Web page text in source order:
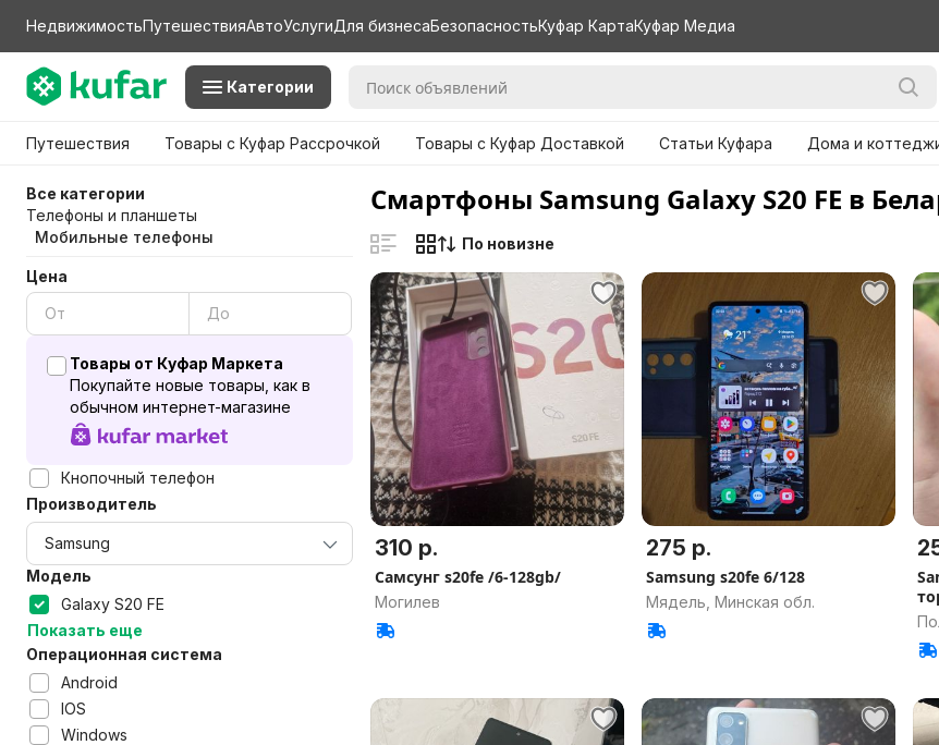
НедвижимостьПутешествияАвтоУслугиДля бизнесаБезопасностьКуфар КартаКуфар Медиа
Категории
Путешествия Товары с Куфар Рассрочкой Товары с Куфар Доставкой Статьи Куфара Дома и
Все категории
Телефоны и планшеты
Мобильные телефоны
Цена
Товары от Куфар Маркета
Покупайте новые товары, как в
обычном интернет-магазине
Кнопочный телефон
Производитель
Модель
Galaxy S20 FE
Показать еще
Операционная система
Android
IOS
Windows
Смартфоны Samsung Galaxy S20 FE в
По новизне
310 р.
Самсунг s20fe /6-128gb/
Могилев
275 р.
Samsung s20fe 6/128
Мядель, Минская обл.